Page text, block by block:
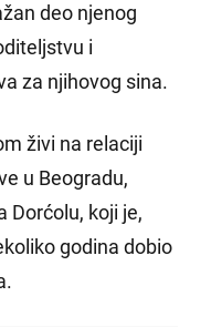
deo njenog
i
za njihovog sina.
živi na relaciji
u Beogradu,
Dorćolu, koji je,
godina dobio